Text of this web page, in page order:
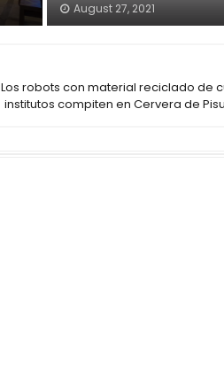
August 27, 2021
Los robots con material reciclado de
institutos compiten en Cervera de